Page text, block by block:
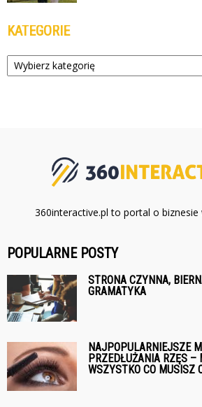
KATEGORIE
Kategorie
360interactive.pl to portal o biznesie
POPULARNE POSTY
STRONA CZYNNA,
GRAMATYKA
NAJPOPULARNIEJSZE
PRZEDŁUŻANIA RZĘS –
WSZYSTKO CO MUSISZ